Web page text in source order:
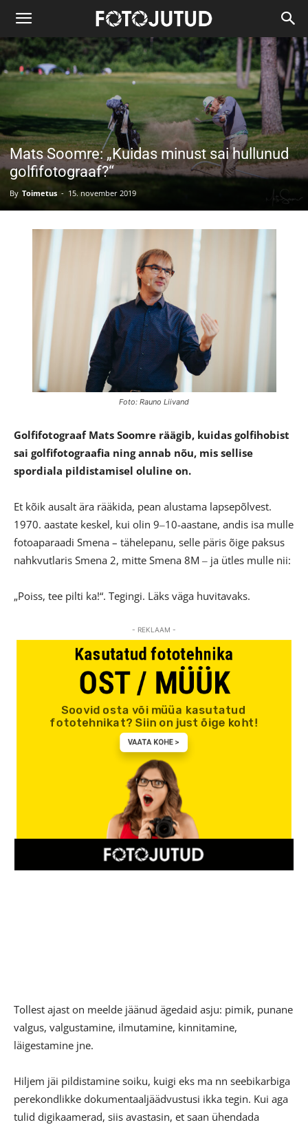
Mats Soomre: „Kuidas minust sai hullunud
golfifotograaf?“
By Toimetus - 15. november 2019
Foto: Rauno Liivand
Golfifotograaf Mats Soomre räägib, kuidas golfihobist
sai golfifotograafia ning annab nõu, mis sellise
spordiala pildistamisel oluline on.
Et kõik ausalt ära rääkida, pean alustama lapsepõlvest.
1970. aastate keskel, kui olin 9‒10-aastane, andis isa mulle
fotoaparaadi Smena – tähelepanu, selle päris õige paksus
nahkvutlaris Smena 2, mitte Smena 8M ‒ ja ütles mulle nii:
„Poiss, tee pilti ka!“. Tegingi. Läks väga huvitavaks.
- REKLAAM -
Tollest ajast on meelde jäänud ägedaid asju: pimik, punane
valgus, valgustamine, ilmutamine, kinnitamine,
läigestamine jne.
Hiljem jäi pildistamine soiku, kuigi eks ma nn seebikarbiga
perekondlikke dokumentaaljäädvustusi ikka tegin. Kui aga
tulid digikaamerad, siis avastasin, et saan ühendada